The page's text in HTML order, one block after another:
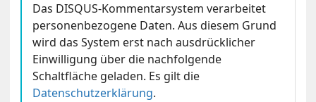
Das DISQUS-Kommentarsystem verarbeitet
personenbezogene Daten. Aus diesem Grund
wird das System erst nach ausdrücklicher
Einwilligung über die nachfolgende
Schaltfläche geladen. Es gilt die
Datenschutzerklärung.